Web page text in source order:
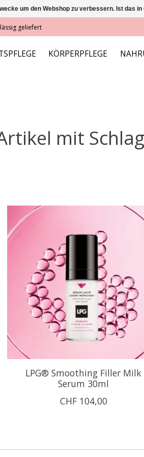
geliefert
KÖRPERPFLEGE
mit
LPG® Smoothing Filler Milk
Serum 30ml
CHF 104,00
um den Webshop zu verbessern. Ist das in